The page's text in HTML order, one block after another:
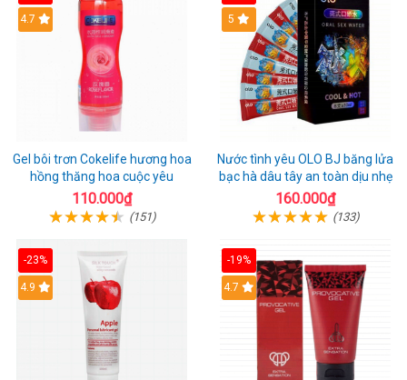
Hot
4.7
Gel bôi trơn Cokelife hương hoa
hồng thăng hoa cuộc yêu
110.000₫
(151)
Hot
5
Nước tình yêu OLO BJ băng lửa
bạc hà dâu tây an toàn dịu nhẹ
160.000₫
(133)
-23%
Hot
4.9
-19%
Hot
4.7